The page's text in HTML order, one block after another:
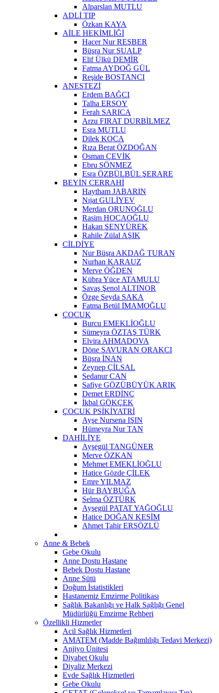
Alparslan MUTLU
ADLİ TIP
Özkan KAYA
AİLE HEKİMLİĞİ
Hacer Nur REŞBER
Büşra Nur SUALP
Elif Ülkü DEMİR
Fatma AYDOĞ GÜL
Reşide BOSTANCI
ANESTEZİ
Erdem BAĞCI
Talha ERSOY
Ferah SARICA
Arzu FIRAT DURBİLMEZ
Esra MUTLU
Dilek KOCA
Rıza Berat ÖZDOĞAN
Osman ÇEVİK
Ebru SÖNMEZ
Esra ÖZBÜLBÜL ŞERARE
BEYİN CERRAHİ
Haytham JABARIN
Nıjat GULİYEV
Merdan ORUNOĞLU
Rasim HOCAOĞLU
Hakan ŞENYÜREK
Rahile Zülal AŞIK
CİLDİYE
Nur Büşra AKDAĞ TURAN
Nurhan KARAUZ
Merve ÖĞDEN
Kübra Yüce ATAMULU
Savaş Şenol ALTINOR
Özge Şeyda SAKA
Fatma Betül İMAMOĞLU
ÇOCUK
Burcu EMEKLİOĞLU
Sümeyra ÖZTAŞ TÜRK
Elvira AHMADOVA
Döne SAVURAN ORAKCI
Büşra İNAN
Zeynep ÇİLSAL
Sedanur CAN
Safiye GÖZÜBÜYÜK ARIK
Demet ERDİNÇ
İkbal GÖKÇEK
ÇOCUK PSİKİYATRİ
Ayşe Nursena IŞIN
Hümeyra Nur TAN
DAHİLİYE
Ayşegül TANGÜNER
Merve ÖZKAN
Mehmet EMEKLİOĞLU
Hatice Gözde ÇİLEK
Emre YILMAZ
Hür BAYBUĞA
Selma ÖZTÜRK
Ayşegül PATAT YAĞOĞLU
Hatice DOĞAN KESİM
Ahmet Tahir ERSÖZLÜ
Anne & Bebek
Gebe Okulu
Anne Dostu Hastane
Bebek Dostu Hastane
Anne Sütü
Doğum İstatistikleri
Hastanemiz Emzirme Politikası
Sağlık Bakanlığı ve Halk Sağlığı Genel
Müdürlüğü Emzirme Rehberi
Özellikli Hizmetler
Acil Sağlık Hizmetleri
AMATEM (Madde Bağımlılığı Tedavi Merkezi)
Anjiyo Ünitesi
Diyabet Okulu
Diyaliz Merkezi
Evde Sağlık Hizmetleri
Gebe Okulu